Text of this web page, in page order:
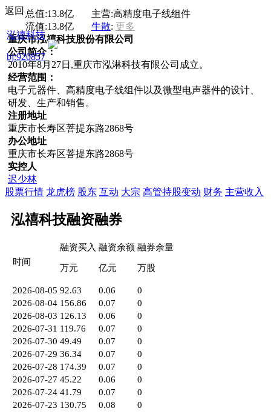
返回
泓禧科技
bj:920857
总值:13.8亿 主营:高精度电子线组件
流值:13.8亿 牛散: 更多
重庆市泓禧科技股份有限公司
公司简介：
2010年8月27日,重庆市泓淋科技有限公司成立。
经营范围：
电子元器件、高精度电子线组件以及微型电声器件的设计、
研发、生产和销售。
注册地址
重庆市长寿区菩提东路2868号
办公地址
重庆市长寿区菩提东路2868号
实控人
迟少林
股票行情 龙虎榜 股东 互动 大宗 高管持股变动 财务 主营收入
泓禧科技融资融券
时间
融资买入
万元
融资余额
亿元
融券余量
万股
2026-08-05 92.63 0.06
0
2026-08-04 156.86 0.07
0
2026-08-03 126.13 0.06
0
2026-07-31 119.76 0.07
0
2026-07-30 49.49 0.07
0
2026-07-29 36.34 0.07
0
2026-07-28 174.39 0.07
0
2026-07-27 45.22 0.06
0
2026-07-24 41.79 0.07
0
2026-07-23 130.75 0.08 0